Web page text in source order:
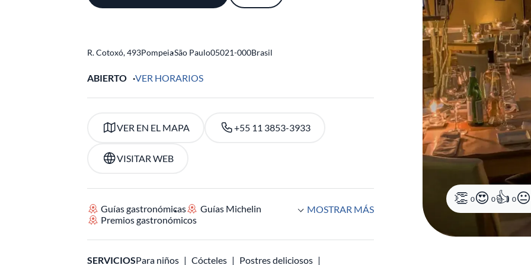
0 0 0
R. Cotoxó, 493Pompeia-São Paulo05021-000Brasil
ABIERTO VER HORARIOS
VER EN EL MAPA +55 11 3853-3933
VISITAR WEB
Guías gastronómicas
Guías Michelin
Premios gastronómicos
MOSTRAR MÁS
SERVICIOSPara niños Cócteles Postres deliciosos